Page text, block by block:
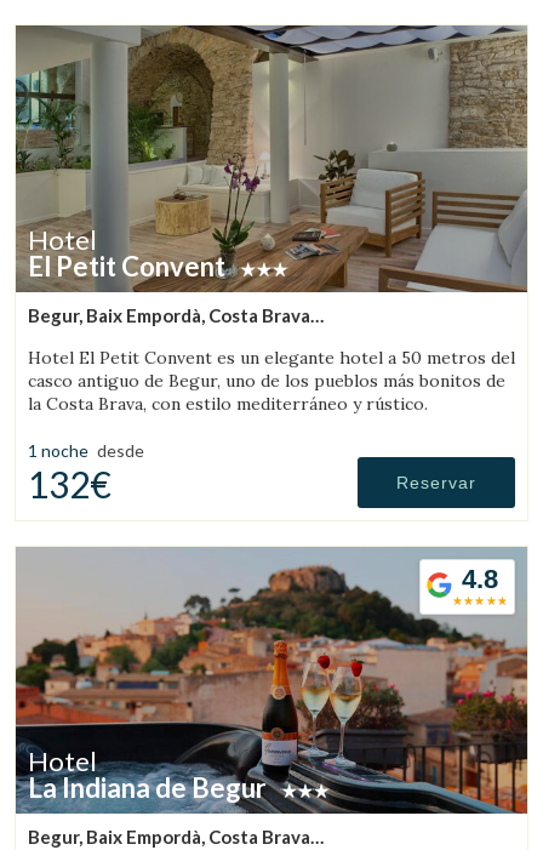
Verificar localizador
Hotel
El Petit Convent
Begur, Baix Empordà, Costa Brava
Hotel El Petit Convent es un elegante hotel a 50 metros del
casco antiguo de Begur, uno de los pueblos más bonitos de
la Costa Brava, con estilo mediterráneo y rústico.
1 noche desde
132€ Reservar
4.8
Hotel
La Indiana de Begur
Begur, Baix Empordà, Costa Brava